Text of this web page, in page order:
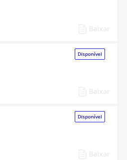
Disponível
Disponível